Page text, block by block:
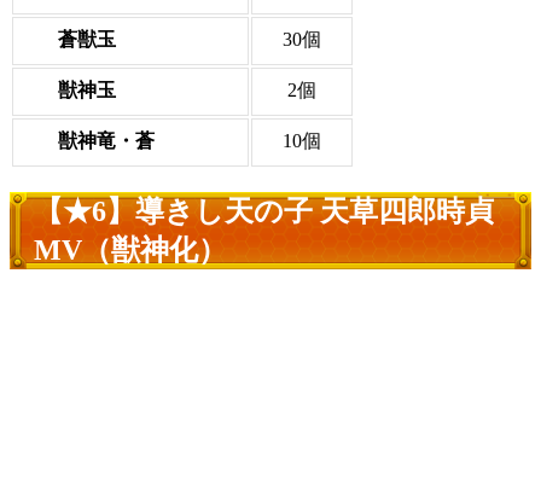
蒼獣玉 30個
獣神玉 2個
獣神竜・蒼 10個
【★6】導きし天の子 天草四郎時貞
MV（獣神化）